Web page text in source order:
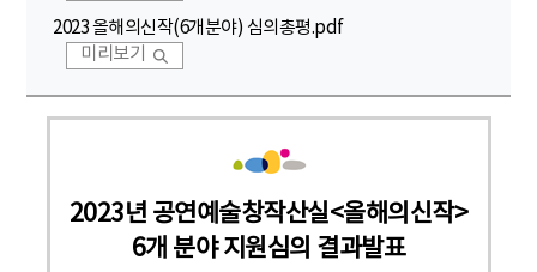
2023 올해의신작(6개분야) 심의총평.pdf
미리보기
2023년 공연예술창작산실<올해의신작>
6개 분야 지원심의 결과발표